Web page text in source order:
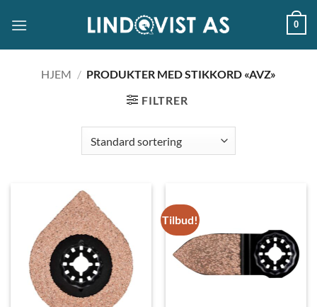
0
HJEM / PRODUKTER MED STIKKORD «AVZ»
FILTRER
Tilbud!